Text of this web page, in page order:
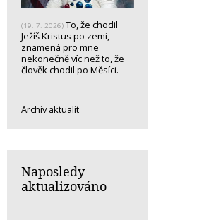
(19. 7. 2026) To, že chodil
Ježíš Kristus po zemi,
znamená pro mne
nekonečně víc než to, že
člověk chodil po Měsíci.
Archiv aktualit
Naposledy
aktualizováno